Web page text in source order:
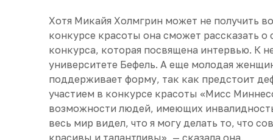
Хотя Микайя Холмгрин может не получить
конкурсе красоты она сможет рассказать
конкурса, которая посвящена интервью. К
университете Бефель. А еще молодая
поддерживает форму, так как предстоит
участием в конкурсе красоты «Мисс
возможности людей, имеющих
весь мир видел, что я могу делать то, что